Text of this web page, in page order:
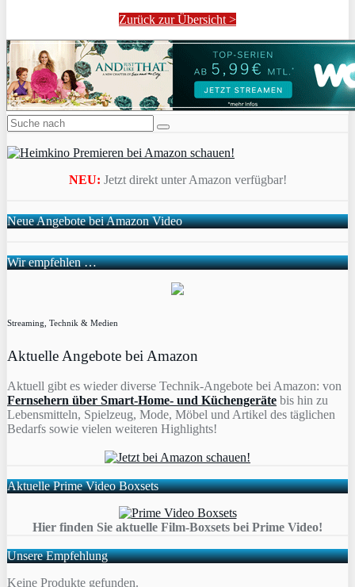
Zurück zur Übersicht >
NEU: Jetzt direkt unter Amazon verfügbar!
Neue Angebote bei Amazon Video
Wir empfehlen …
Streaming, Technik & Medien
Aktuelle Angebote bei Amazon
Aktuell gibt es wieder diverse Technik-Angebote bei Amazon: von
Fernsehern über Smart-Home- und Küchengeräte bis hin zu
Lebensmitteln, Spielzeug, Mode, Möbel und Artikel des täglichen
Bedarfs sowie vielen weiteren Highlights!
Aktuelle Prime Video Boxsets
Hier finden Sie aktuelle Film-Boxsets bei Prime Video!
Unsere Empfehlung
Keine Produkte gefunden.